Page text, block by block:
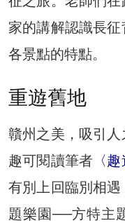
家的講解認識長
各景點的特點。
重遊舊地
贛州之美，吸引
趣可閱讀筆者 〈
有別上回臨別相
題樂園──方特主